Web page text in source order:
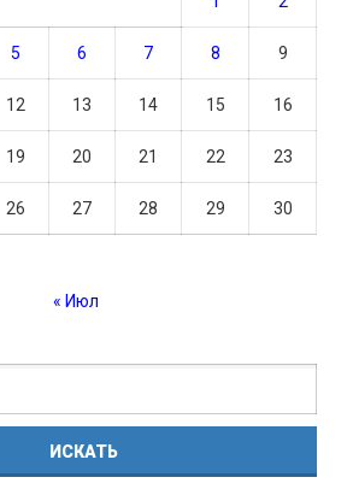
5 6 7 8 9
12 13 14 15 16
19 20 21 22 23
26 27 28 29 30
« Июл